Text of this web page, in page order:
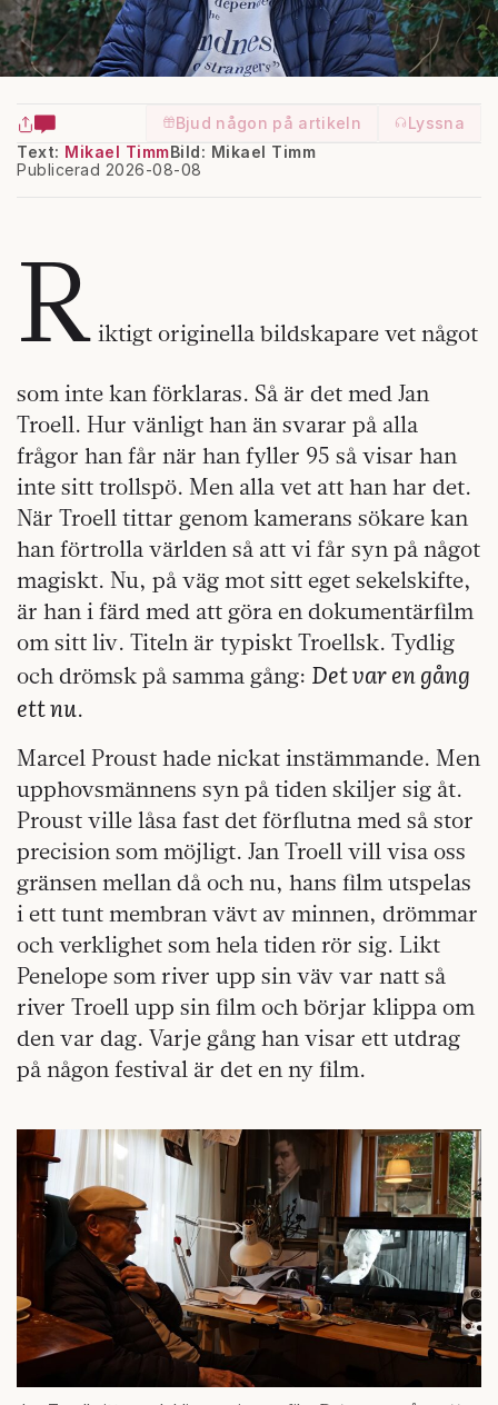
Bjud någon på artikeln
Lyssna
Text: Mikael Timm
Publicerad 2026-08-08
Bild: Mikael Timm
R iktigt originella bildskapare vet något
som inte kan förklaras. Så är det med Jan
Troell. Hur vänligt han än svarar på alla
frågor han får när han fyller 95 så visar han
inte sitt trollspö. Men alla vet att han har det.
När Troell tittar genom kamerans sökare kan
han förtrolla världen så att vi får syn på något
magiskt. Nu, på väg mot sitt eget sekelskifte,
är han i färd med att göra en dokumentärfilm
om sitt liv. Titeln är typiskt Troellsk. Tydlig
och drömsk på samma gång: Det var en gång
ett nu.
Marcel Proust hade nickat instämmande. Men
upphovsmännens syn på tiden skiljer sig åt.
Proust ville låsa fast det förflutna med så stor
precision som möjligt. Jan Troell vill visa oss
gränsen mellan då och nu, hans film utspelas
i ett tunt membran vävt av minnen, drömmar
och verklighet som hela tiden rör sig. Likt
Penelope som river upp sin väv var natt så
river Troell upp sin film och börjar klippa om
den var dag. Varje gång han visar ett utdrag
på någon festival är det en ny film.